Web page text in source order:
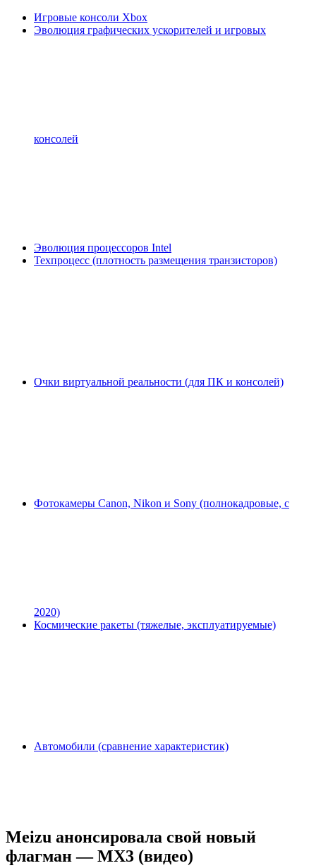
Игровые консоли Xbox
Эволюция графических ускорителей и игровых
консолей
Эволюция процессоров Intel
Техпроцесс (плотность размещения транзисторов)
Очки виртуальной реальности (для ПК и консолей)
Фотокамеры Canon, Nikon и Sony (полнокадровые, с
2020)
Космические ракеты (тяжелые, эксплуатируемые)
Автомобили (сравнение характеристик)
Meizu анонсировала свой новый
флагман — MX3 (видео)